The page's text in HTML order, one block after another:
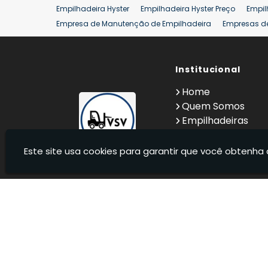
Empilhadeira Hyster
Empilhadeira Hyster Preço
Empresa de Manutenção de Empilhadeira
Empresas
Locação Empilhadeira Hyster
Locação Empilhadeira
Comprar Empilhadeira
Locação de Empilhadeira 25 ton
Comprar
Institucional
Home
Quem Somos
Empilhadeiras
Informações
Este site usa cookies para garantir que você obtenha